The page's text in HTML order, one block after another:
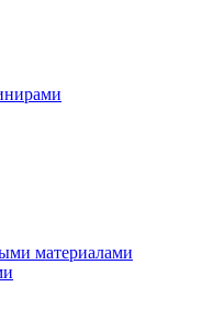
материалами